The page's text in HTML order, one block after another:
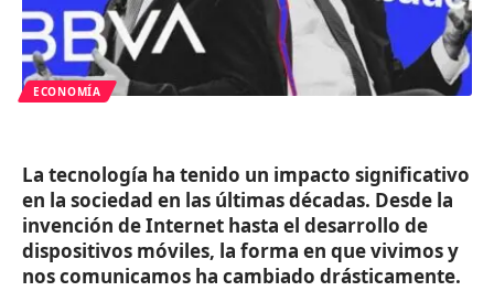
ECONOMÍA
La tecnología ha tenido un impacto significativo
en la sociedad en las últimas décadas. Desde la
invención de Internet hasta el desarrollo de
dispositivos móviles, la forma en que vivimos y
nos comunicamos ha cambiado drásticamente.